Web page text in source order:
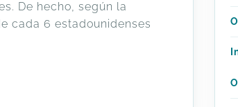
De hecho, según la
cada 6 estadounidenses